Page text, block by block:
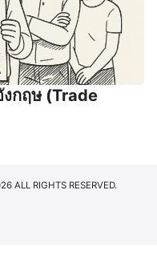
กฤษ (Trade
ALL RIGHTS RESERVED.